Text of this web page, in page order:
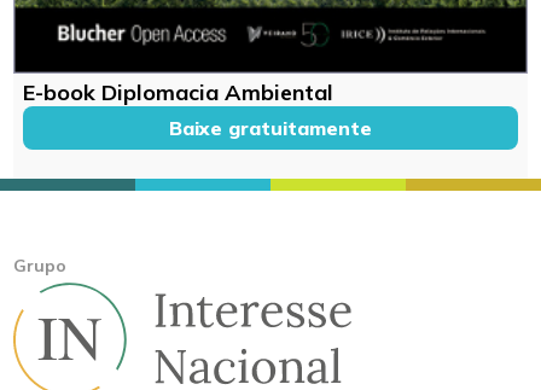
E-book Diplomacia Ambiental
Baixe gratuitamente
Grupo